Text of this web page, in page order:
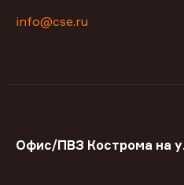
info@cse.ru
Офис/ПВЗ Кострома на